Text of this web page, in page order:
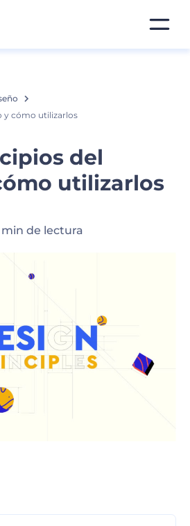
y cómo utilizarlos
del
utilizarlos
min de lectura